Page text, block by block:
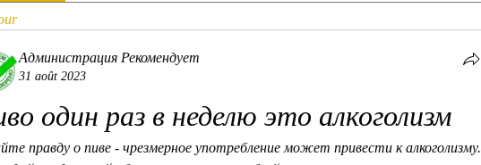
Администрация Рекомендует
31 août 2023
один раз в неделю это алкоголизм
правду о пиве - чрезмерное употребление может привести к алкоголизму.